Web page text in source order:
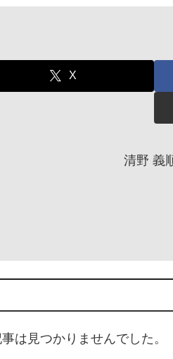
X
清野 義
は見つかりませんでした。